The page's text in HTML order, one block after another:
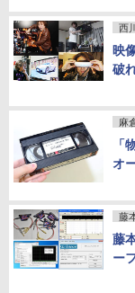
西
映
破
麻
「
オ
藤
藤
ー